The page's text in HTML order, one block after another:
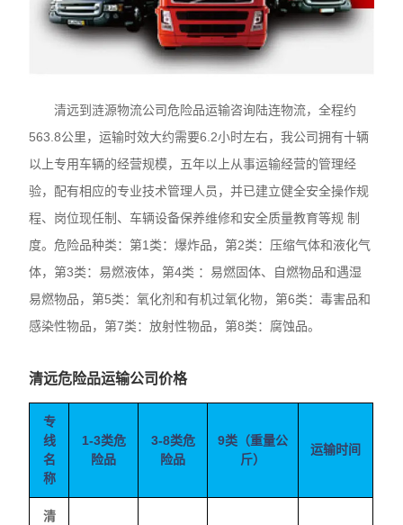
清远到涟源物流公司危险品运输咨询陆连物流，全程约
563.8公里，运输时效大约需要6.2小时左右，我公司拥有十辆
以上专用车辆的经营规模，五年以上从事运输经营的管理经
验，配有相应的专业技术管理人员，并已建立健全安全操作规
程、岗位现任制、车辆设备保养维修和安全质量教育等规 制
度。危险品种类：第1类：爆炸品，第2类：压缩气体和液化气
体，第3类：易燃液体，第4类 ：易燃固体、自燃物品和遇湿
易燃物品，第5类：氧化剂和有机过氧化物，第6类：毒害品和
感染性物品，第7类：放射性物品，第8类：腐蚀品。
清远危险品运输公司价格
专
线
名
称
1-3类危
险品
3-8类危
险品
9类（重量公
斤）
运输时间
清